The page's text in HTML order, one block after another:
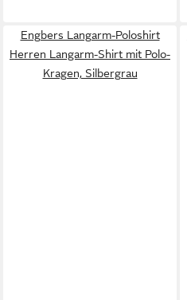
Engbers Langarm-Poloshirt
Herren Langarm-Shirt mit Polo-
Kragen, Silbergrau